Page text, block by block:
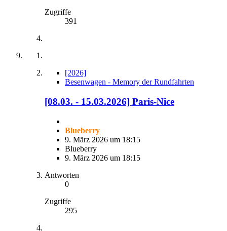
Zugriffe
391
[2026]
Besenwagen - Memory der Rundfahrten
[08.03. - 15.03.2026] Paris-Nice
Blueberry
9. März 2026 um 18:15
Blueberry
9. März 2026 um 18:15
Antworten
0
Zugriffe
295